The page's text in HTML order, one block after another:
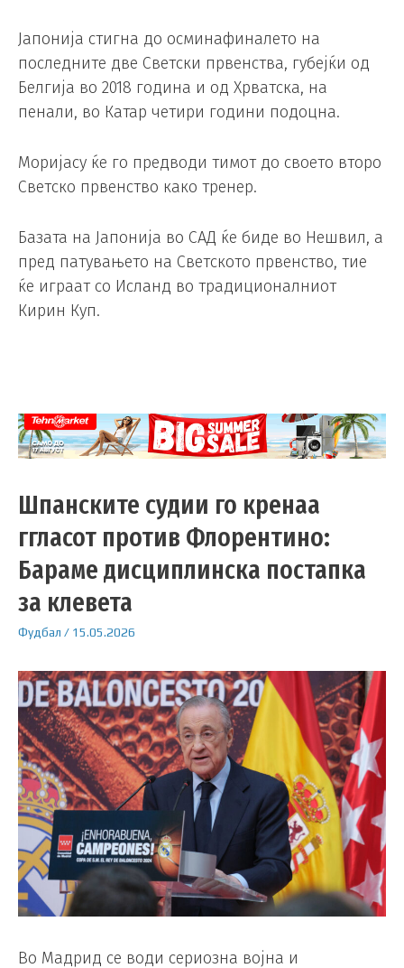
Јапонија стигна до осминафиналето на
последните две Светски првенства, губејќи од
Белгија во 2018 година и од Хрватска, на
пенали, во Катар четири години подоцна.
Моријасу ќе го предводи тимот до своето второ
Светско првенство како тренер.
Базата на Јапонија во САД ќе биде во Нешвил, а
пред патувањето на Светското првенство, тие
ќе играат со Исланд во традиционалниот
Кирин Куп.
Шпанските судии го кренаа
ггласот против Флорентино:
Бараме дисциплинска постапка
за клевета
Фудбал / 15.05.2026
Во Мадрид се води сериозна војна и